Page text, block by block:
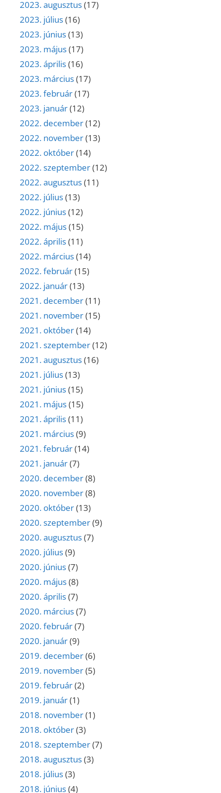
2023. augusztus(17)
2023. július(16)
2023. június(13)
2023. május(17)
2023. április(16)
2023. március(17)
2023. február(17)
2023. január(12)
2022. december(12)
2022. november(13)
2022. október(14)
2022. szeptember(12)
2022. augusztus(11)
2022. július(13)
2022. június(12)
2022. május(15)
2022. április(11)
2022. március(14)
2022. február(15)
2022. január(13)
2021. december(11)
2021. november(15)
2021. október(14)
2021. szeptember(12)
2021. augusztus(16)
2021. július(13)
2021. június(15)
2021. május(15)
2021. április(11)
2021. március(9)
2021. február(14)
2021. január(7)
2020. december(8)
2020. november(8)
2020. október(13)
2020. szeptember(9)
2020. augusztus(7)
2020. július(9)
2020. június(7)
2020. május(8)
2020. április(7)
2020. március(7)
2020. február(7)
2020. január(9)
2019. december(6)
2019. november(5)
2019. február(2)
2019. január(1)
2018. november(1)
2018. október(3)
2018. szeptember(7)
2018. augusztus(3)
2018. július(3)
2018. június(4)